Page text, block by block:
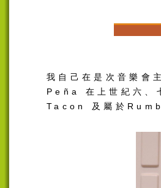
我自己在是次音樂會
Peña 在上世紀六、
Tacon 及屬於